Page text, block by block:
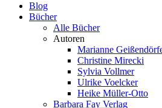
Blog
Bücher
Alle Bücher
Autoren
Marianne
Christine Mirecki
Sylvia Vollmer
Ulrike Voelcker
Heike Müller-Otto
Barbara Fay Verlag